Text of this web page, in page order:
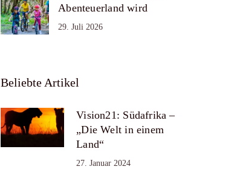
Abenteuerland wird
29. Juli 2026
Beliebte Artikel
Vision21: Südafrika –
„Die Welt in einem
Land“
27. Januar 2024